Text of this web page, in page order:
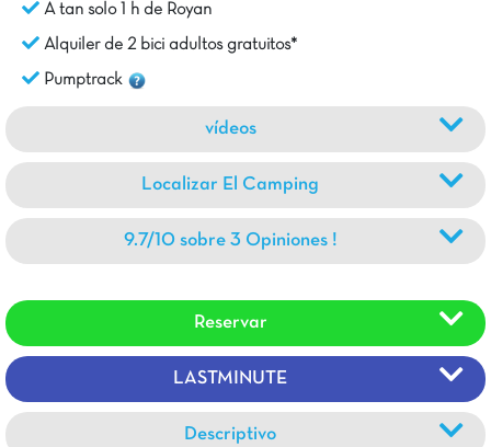
A tan solo 1 h de Royan
Alquiler de 2 bici adultos gratuitos*
Pumptrack
vídeos
Localizar El Camping
9.7/10 sobre 3 Opiniones !
Reservar
LASTMINUTE
Descriptivo